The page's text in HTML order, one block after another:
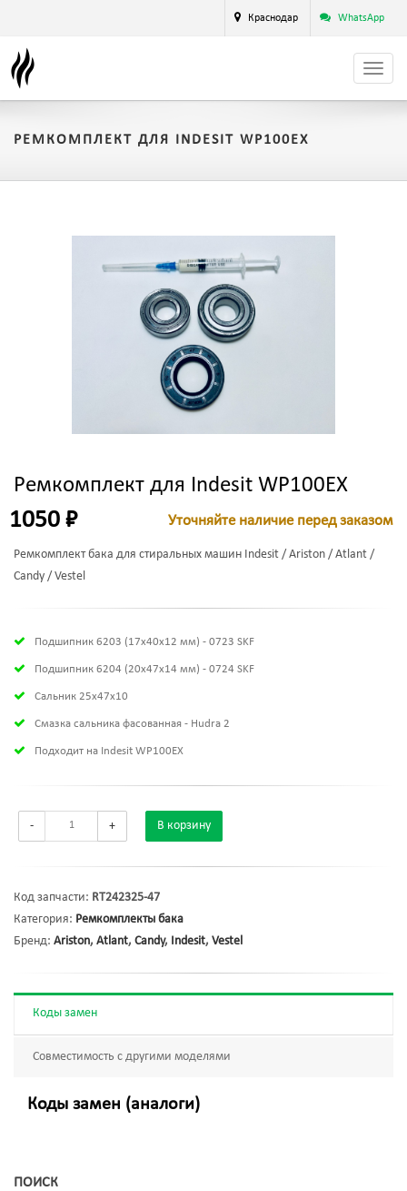
Краснодар WhatsApp
РЕМКОМПЛЕКТ ДЛЯ INDESIT WP100EX
Ремкомплект для Indesit WP100EX
1050 ₽ Уточняйте наличие перед заказом
Ремкомплект бака для стиральных машин Indesit / Ariston / Atlant /
Candy / Vestel
Подшипник 6203 (17х40х12 мм) - 0723 SKF
Подшипник 6204 (20х47х14 мм) - 0724 SKF
Сальник 25x47x10
Смазка сальника фасованная - Hudra 2
Подходит на Indesit WP100EX
- + В корзину
Код запчасти: RT242325-47
Категория: Ремкомплекты бака
Бренд: Ariston, Atlant, Candy, Indesit, Vestel
Коды замен
Совместимость с другими моделями
Коды замен (аналоги)
ПОИСК